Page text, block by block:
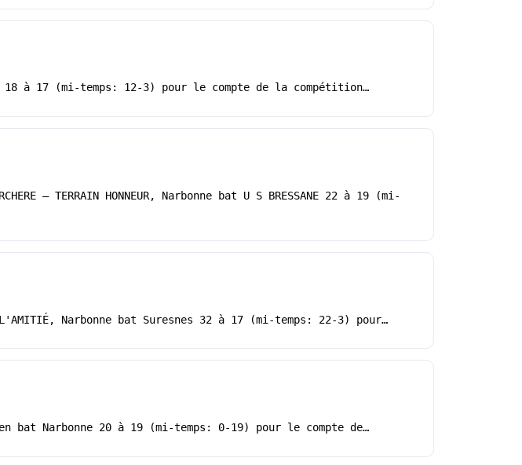
18 à 17 (mi-temps: 12-3) pour le compte de la compétition…
– TERRAIN HONNEUR, Narbonne bat U S BRESSANE 22 à 19 (mi-
L'AMITIÉ, Narbonne bat Suresnes 32 à 17 (mi-temps: 22-3) pour…
bat Narbonne 20 à 19 (mi-temps: 0-19) pour le compte de…